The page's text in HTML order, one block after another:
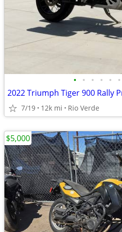
• • • • • •
2022 Triumph Tiger 900 Rally
7/19 12k mi Rio Verde
$5,000